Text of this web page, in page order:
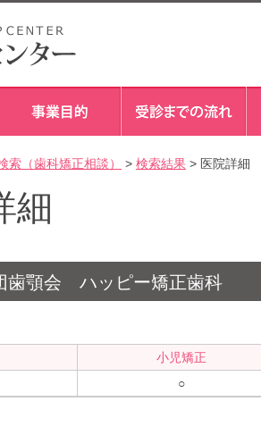
索（歯科矯正相談） > 検索結果 > 医院詳細
細
歯顎会 ハッピー矯正歯科
小児矯正
○